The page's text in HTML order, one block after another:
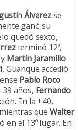
Álvarezse
ganó su
quedó sexto,
terminó 12º,
Martín Jaramillo
Guanque accedió
Pablo Roco
años, Fernando
En la +40,
que Walter
en el 13º lugar. En